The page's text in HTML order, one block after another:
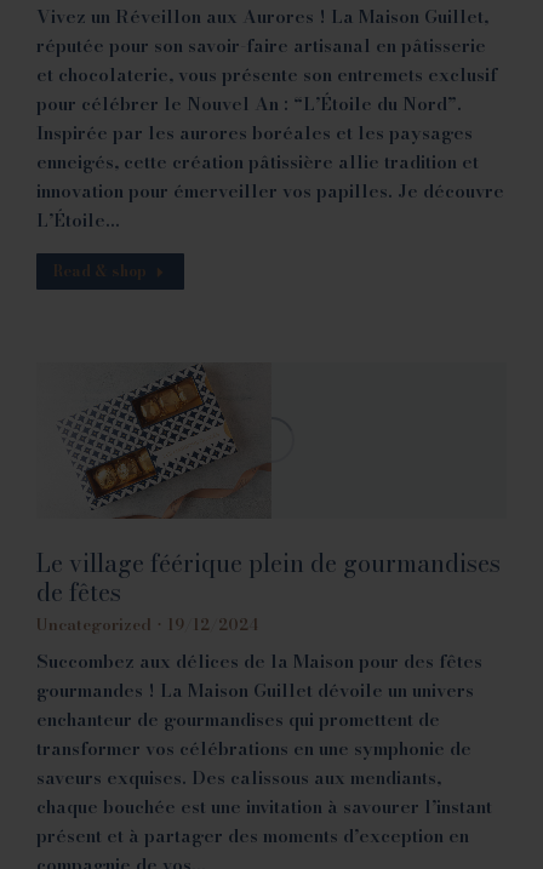
Vivez un Réveillon aux Aurores ! La Maison Guillet,
réputée pour son savoir-faire artisanal en pâtisserie
et chocolaterie, vous présente son entremets exclusif
pour célébrer le Nouvel An : “L’Étoile du Nord”.
Inspirée par les aurores boréales et les paysages
enneigés, cette création pâtissière allie tradition et
innovation pour émerveiller vos papilles. Je découvre
L’Étoile…
Read & shop
Le village féérique plein de gourmandises
de fêtes
Uncategorized 19/12/2024
Succombez aux délices de la Maison pour des fêtes
gourmandes ! La Maison Guillet dévoile un univers
enchanteur de gourmandises qui promettent de
transformer vos célébrations en une symphonie de
saveurs exquises. Des calissous aux mendiants,
chaque bouchée est une invitation à savourer l’instant
présent et à partager des moments d’exception en